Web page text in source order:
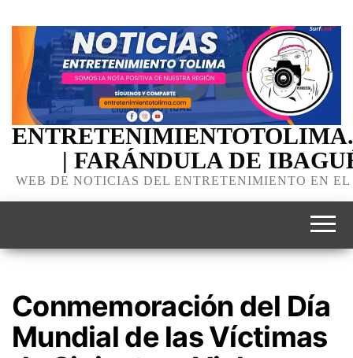
| FARÁNDULA DE
WEB DE NOTICIAS DEL ENTRETENIMIENTO EN
Conmemoración del Día
Mundial de las Víctimas